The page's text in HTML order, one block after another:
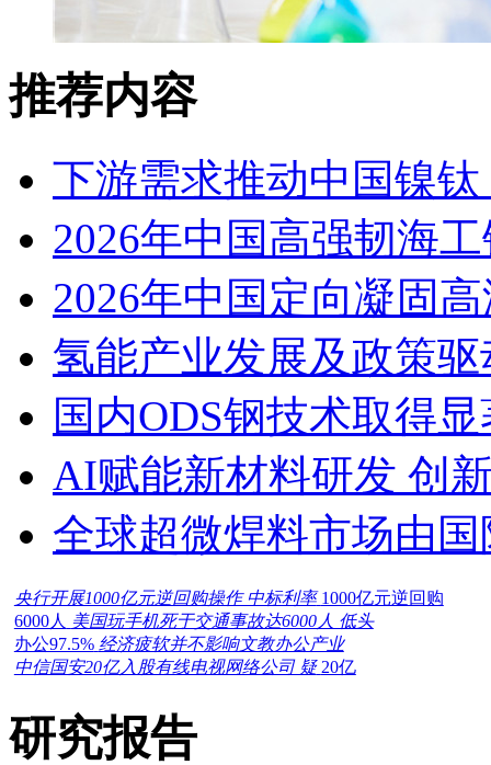
推荐内容
下游需求推动中国镍
2026年中国高强韧海
2026年中国定向凝固
氢能产业发展及政策
国内ODS钢技术取得
AI赋能新材料研发 创
全球超微焊料市场由
央行开展1000亿元逆回购操作 中标利率 1000亿元逆回购
6000人 美国玩手机死于交通事故达6000人 低头
办公97.5% 经济疲软并不影响文教办公产业
中信国安20亿入股有线电视网络公司 疑 20亿
研究报告